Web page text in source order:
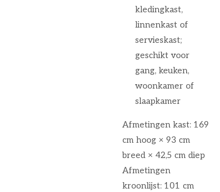
kledingkast,
linnenkast of
servieskast;
geschikt voor
gang, keuken,
woonkamer of
slaapkamer
Afmetingen kast: 169
cm hoog × 93 cm
breed × 42,5 cm diep
Afmetingen
kroonlijst: 101 cm